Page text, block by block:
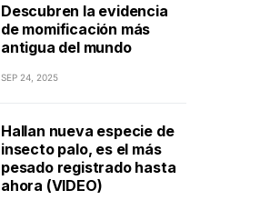
Descubren la evidencia
de momificación más
antigua del mundo
SEP 24, 2025
Hallan nueva especie de
insecto palo, es el más
pesado registrado hasta
ahora (VIDEO)